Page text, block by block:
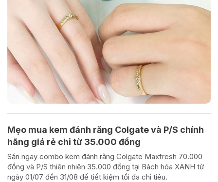
Mẹo mua kem đánh răng Colgate và P/S chính
hãng giá rẻ chỉ từ 35.000 đồng
Săn ngay combo kem đánh răng Colgate Maxfresh 70.000
đồng và P/S thiên nhiên 35.000 đồng tại Bách hóa XANH từ
ngày 01/07 đến 31/08 để tiết kiệm tối đa chi tiêu.